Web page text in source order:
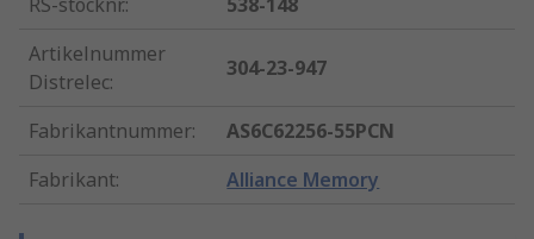
RS-stocknr.:
538-148
Artikelnummer
Distrelec:
304-23-947
Fabrikantnummer:
AS6C62256-55PCN
Fabrikant: Alliance Memory